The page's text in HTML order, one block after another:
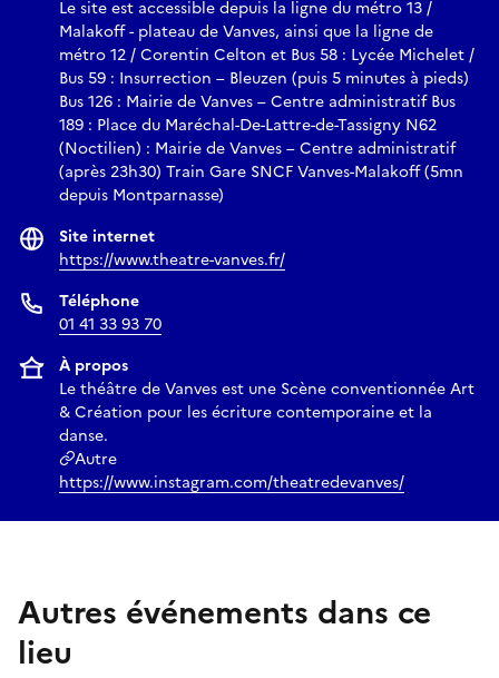
Le site est accessible depuis la ligne du métro 13 /
Malakoff - plateau de Vanves, ainsi que la ligne de
métro 12 / Corentin Celton et Bus 58 : Lycée Michelet /
Bus 59 : Insurrection – Bleuzen (puis 5 minutes à pieds)
Bus 126 : Mairie de Vanves – Centre administratif Bus
189 : Place du Maréchal-De-Lattre-de-Tassigny N62
(Noctilien) : Mairie de Vanves – Centre administratif
(après 23h30) Train Gare SNCF Vanves-Malakoff (5mn
depuis Montparnasse)
Site internet
https://www.theatre-vanves.fr/
Téléphone
01 41 33 93 70
À propos
Le théâtre de Vanves est une Scène conventionnée Art
& Création pour les écriture contemporaine et la
danse.
Autre
https://www.instagram.com/theatredevanves/
Autres événements dans ce
lieu